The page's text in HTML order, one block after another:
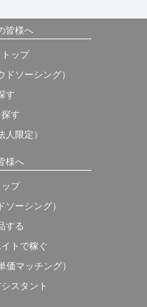
皆様へ
ップ
ソーシング）
す
す
限定）
様へ
プ
ーシング）
する
トで稼ぐ
価マッチング）
スタント